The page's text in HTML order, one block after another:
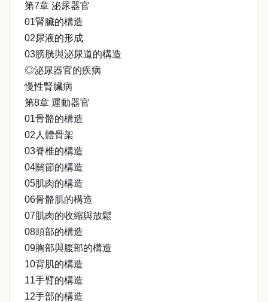
第7章 泌尿器官
01腎臟的構造
02尿液的形成
03膀胱與泌尿道的構造
◎泌尿器官的疾病
慢性腎臟病
第8章 運動器官
01骨骼的構造
02人體骨架
03脊椎的構造
04關節的構造
05肌肉的構造
06骨骼肌的構造
07肌肉的收縮與放鬆
08頭部的構造
09胸部與腹部的構造
10背肌的構造
11手臂的構造
12手部的構造